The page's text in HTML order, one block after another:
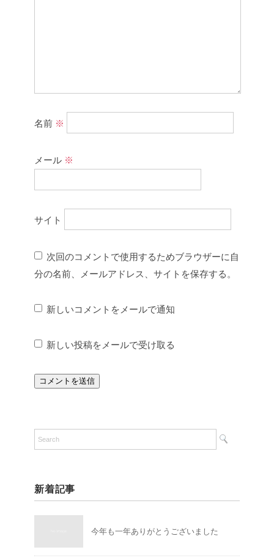
名前 ※
メール ※
サイト
次回のコメントで使用するためブラウザーに自
分の名前、メールアドレス、サイトを保存する。
新しいコメントをメールで通知
新しい投稿をメールで受け取る
新着記事
今年も一年ありがとうございました